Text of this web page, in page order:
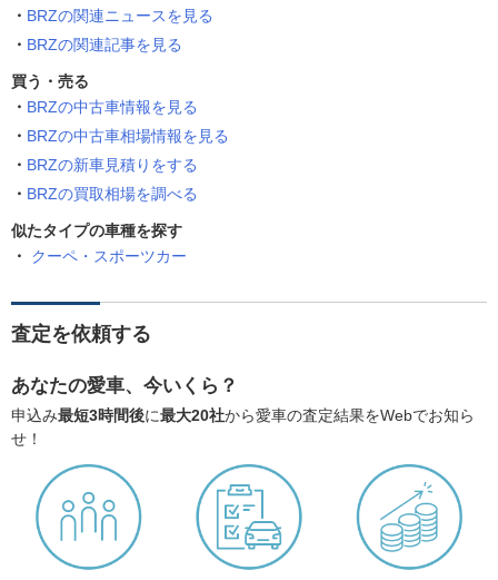
BRZの関連ニュースを見る
BRZの関連記事を見る
買う・売る
BRZの中古車情報を見る
BRZの中古車相場情報を見る
BRZの新車見積りをする
BRZの買取相場を調べる
似たタイプの車種を探す
クーペ・スポーツカー
査定を依頼する
あなたの愛車、今いくら？
申込み最短3時間後に最大20社から愛車の査定結果をWebでお知ら
せ！